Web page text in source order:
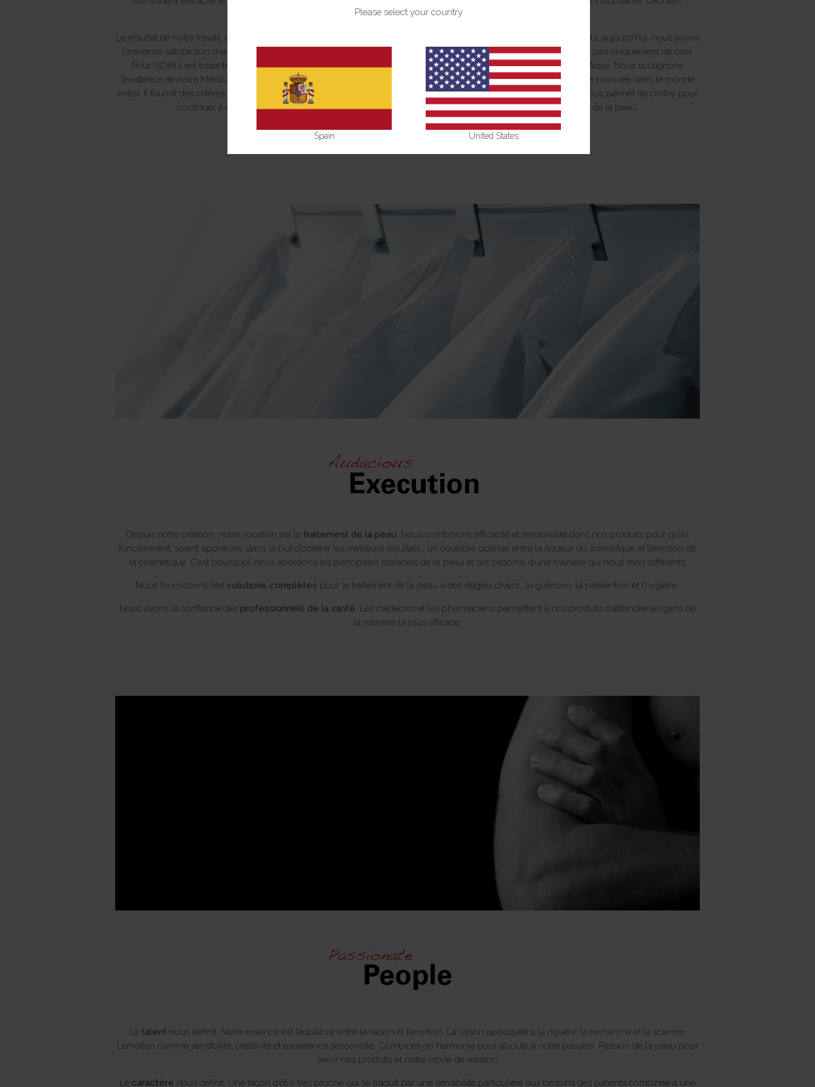
d’optimiser l’observance du traitement et garantir une peau plus saine.
Le résultat de notre travail, accompli avec passion et engagement, est une large proposition de produits avec lesquels, aujourd’hui, nous avons
l’immense satisfaction d’aider des millions de personnes à se sentir mieux dans leur peau. Mais ne nous satisfaisons pas uniquement de cela.
Pour ISDIN il est essentiel de continuer à collaborer avec les professionnels de la santé et la communauté scientifique. Nous soulignons
l’existence de notre Medical Advisory Board (MAB), une équipe de professionnels ayant une expérience prestigieuse prouvée dans le monde
entier. Il fournit des critères essentiels dans la prise de décision et le développement de nouveaux projets. Le MAB nous permet de croître pour
continuer à être leader du marché espagnol et devenir une référence internationale dans le traitement de la peau.
Isdin effectue des projets R&D financés par des organismes publics.
Depuis notre création, notre vocation est le traitement de la peau. Nous combinons efficacité et sensorialité dans nos produits pour qu’ils
fonctionnent, soient appréciés, dans le but d’obtenir les meilleurs résultats ; un équilibre optimal entre la rigueur du scientifique et l’émotion de
la cosmétique. C’est pourquoi, nous abordons les principales maladies de la peau et ses besoins, d’une manière qui nous rend différents.
Nous fournissons des solutions complètes pour le traitement de la peau à des degrés divers : la guérison, la prévention et l’hygiène.
Nous avons la confiance des professionnels de la santé. Les médecins et les pharmaciens permettent à nos produits d’atteindre les gens de
la manière la plus efficace.
Le talent nous définit. Notre essence est l’équilibre entre la raison et l’émotion. La raison appliquée à la rigueur, la recherche et la science.
L’émotion comme sensibilité, créativité et expérience sensorielle. Combinés en harmonie pour aboutir à notre passion. Passion de la peau pour
servir nos produits et notre mode de relation.
Le caractère nous définit. Une façon d’être très proche qui se traduit par une sensibilité particulière aux besoins des patients combinée à une
Please select your country
Spain United States